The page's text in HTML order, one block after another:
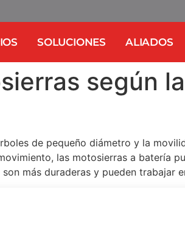
SOLUCIONES ALIADOS
según
de pequeño diámetro y la
las motosierras a batería
más duraderas y pueden trabajar